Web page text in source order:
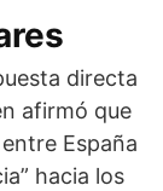
directa
afirmó que
España
hacia los